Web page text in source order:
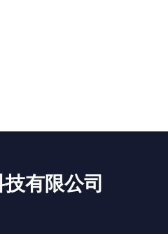
有限公司